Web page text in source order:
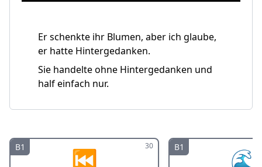
Er schenkte ihr Blumen, aber ich glaube,
er hatte Hintergedanken.
Sie handelte ohne Hintergedanken und
half einfach nur.
B1 30
⏮️ B1 🌊